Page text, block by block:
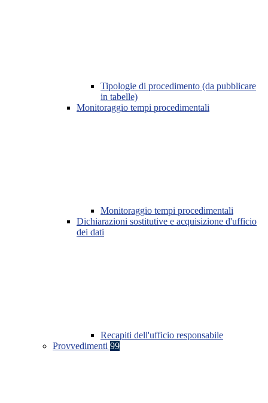
Tipologie di procedimento (da pubblicare
in tabelle)
Monitoraggio tempi procedimentali
Monitoraggio tempi procedimentali
Dichiarazioni sostitutive e acquisizione d'ufficio
dei dati
Recapiti dell'ufficio responsabile
Provvedimenti 99